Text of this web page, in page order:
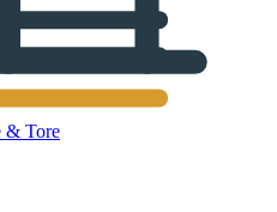
& Tore